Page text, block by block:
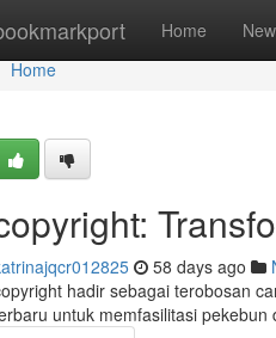
Home New
Home
Home
58 days ago
hadir sebagai terobosan
untuk memfasilitasi